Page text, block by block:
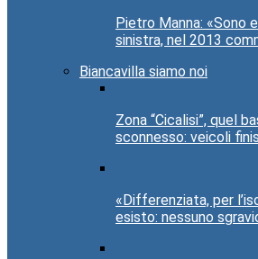
Pietro Manna: «Sono
sinistra, nel 2013
Biancavilla siamo noi
Zona “Cicalisi”, quel
sconnesso: veicoli
«Differenziata, per
esisto: nessuno